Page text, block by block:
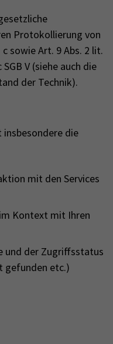
Protokollierung von
sowie Art. 9 Abs. 2 lit.
V (siehe auch die
der Technik).
die
mit den Services
Kontext mit Ihren
und der Zugriffsstatus
gefunden etc.)